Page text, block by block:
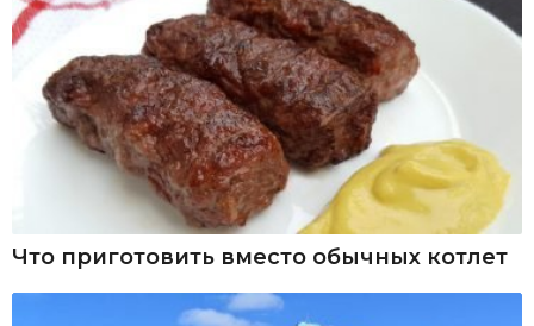
Что приготовить вместо обычных котлет